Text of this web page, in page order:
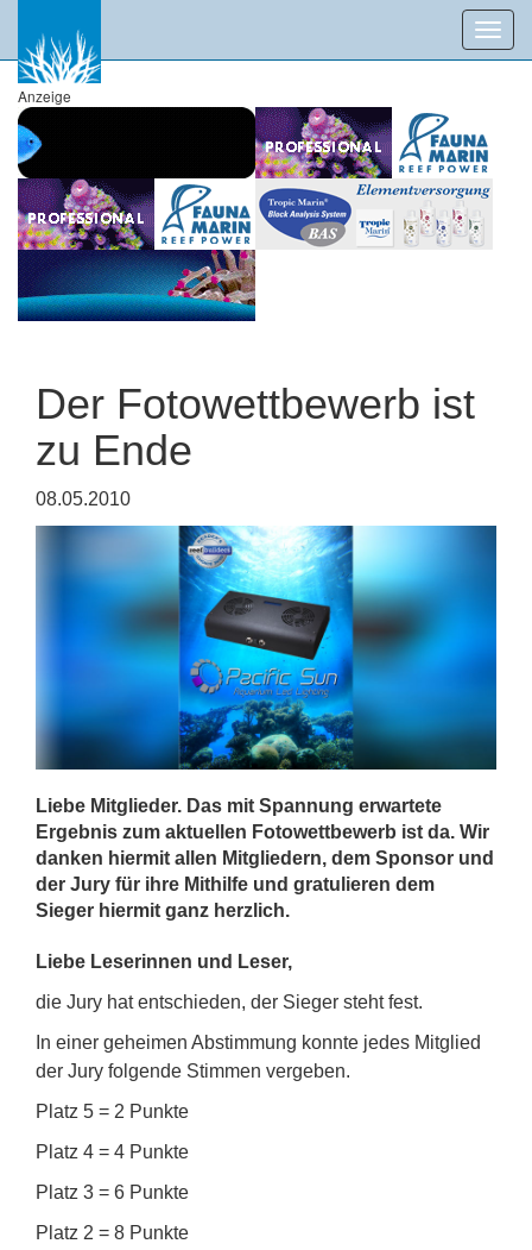
Anzeige
Der Fotowettbewerb ist
zu Ende
08.05.2010
Liebe Mitglieder. Das mit Spannung erwartete
Ergebnis zum aktuellen Fotowettbewerb ist da. Wir
danken hiermit allen Mitgliedern, dem Sponsor und
der Jury für ihre Mithilfe und gratulieren dem
Sieger hiermit ganz herzlich.
Liebe Leserinnen und Leser,
die Jury hat entschieden, der Sieger steht fest.
In einer geheimen Abstimmung konnte jedes Mitglied
der Jury folgende Stimmen vergeben.
Platz 5 = 2 Punkte
Platz 4 = 4 Punkte
Platz 3 = 6 Punkte
Platz 2 = 8 Punkte